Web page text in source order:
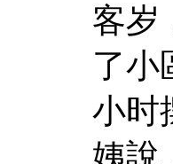
客岁
了小
小时
姨說